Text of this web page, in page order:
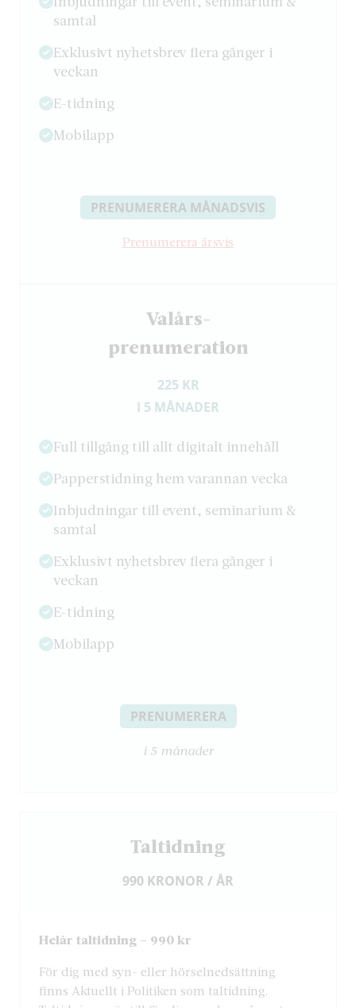
samtal
Exklusivt nyhetsbrev flera gånger i
veckan
E-tidning
Mobilapp
PRENUMERERA MÅNADSVIS
Prenumerera årsvis
Valårs-
­prenumeration
225 KR
I 5 MÅNADER
Full tillgång till allt digitalt innehåll
Papperstidning hem varannan vecka
Inbjudningar till event, seminarium &
samtal
Exklusivt nyhetsbrev flera gånger i
veckan
E-tidning
Mobilapp
PRENUMERERA
i 5 månader
Taltidning
990 KRONOR / ÅR
Helår taltidning – 990 kr
För dig med syn- eller hörselnedsättning
finns Aktuellt i Politiken som taltidning.